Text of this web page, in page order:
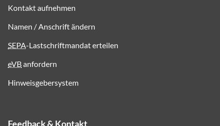
Kontakt aufnehmen
Namen / Anschrift ändern
SEPA-Lastschriftmandat erteilen
eVBanfordern
Hinweisgebersystem
Feedback & Kontakt